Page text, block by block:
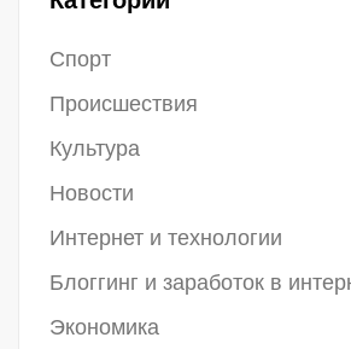
Спорт
Происшествия
Культура
Новости
Интернет и технологии
Блоггинг и заработок в
Экономика